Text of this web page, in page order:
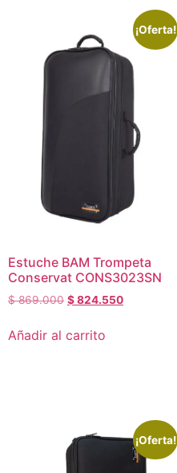
¡Oferta!
Estuche BAM Trompeta
Conservat CONS3023SN
$869.000 $824.550
Añadir al carrito
¡Oferta!